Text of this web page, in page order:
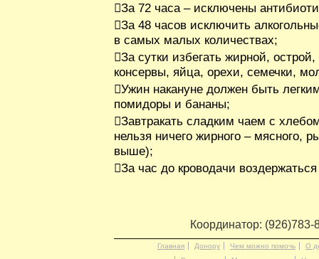
За 72 часа – исключены
За 48 часов исключить
в самых малых количествах;
За сутки избегать жирной,
консервы, яйца, орехи, семечки,
Ужин накануне должен быть
помидоры и бананы;
Завтракать сладким чаем с
нельзя ничего жирного – мясного,
выше);
За час до кроводачи
Координатор: (926)783-
Главная Донору Чем можно помочь
О